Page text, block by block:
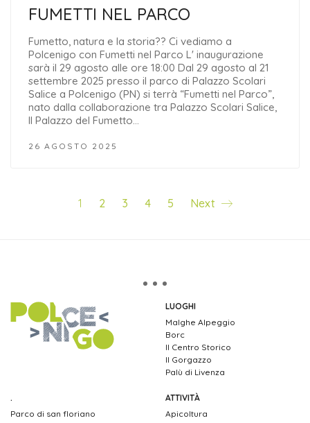
FUMETTI NEL PARCO
Fumetto, natura e la storia?? Ci vediamo a
Polcenigo con Fumetti nel Parco L' inaugurazione
sarà il 29 agosto alle ore 18:00 Dal 29 agosto al 21
settembre 2025 presso il parco di Palazzo Scolari
Salice a Polcenigo (PN) si terrà “Fumetti nel Parco”,
nato dalla collaborazione tra Palazzo Scolari Salice,
Il Palazzo del Fumetto…
26 AGOSTO 2025
1 2 3 4 5 Next
LUOGHI
Malghe Alpeggio
Borc
Il Centro Storico
Il Gorgazzo
Palù di Livenza
.
Parco di san floriano
ATTIVITÀ
Apicoltura